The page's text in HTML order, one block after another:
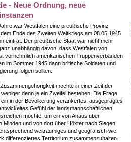
- Neue Ordnung, neue
war Westfalen eine preußische Provinz
Ende des Zweiten Weltkriegs am 08.05.1945
eintrat. Der preußische Staat war nicht mehr
unabhängig davon, dass Westfalen von
vornehmlich amerikanischen Truppenverbänden
im Sommer 1945 dann britische Soldaten und
folgen sollten.
mochte in einer Zeit der
denn je ein Zweifel bestehen. Die Frage
in der Bevölkerung verankertes, ausgeprägtes
Gefühl der landsmannschaftlichen
mochte, um ein von Ahaus über
Minden und von dort über Höxter nach Siegen
weiträumiges und geografisch wie
differenziertes Territorium zusammenzuhalten.